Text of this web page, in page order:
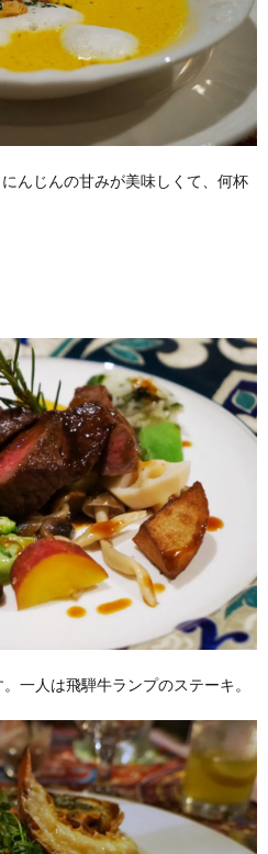
んじんの甘みが美味しくて、何杯
一人は飛騨牛ランプのステーキ。